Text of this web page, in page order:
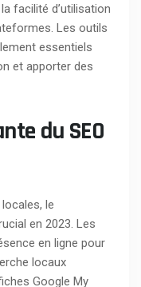
facilité d’utilisation
Les outils
essentiels
et apporter des
du SEO
le
en 2023. Les
en ligne pour
locaux
Google My